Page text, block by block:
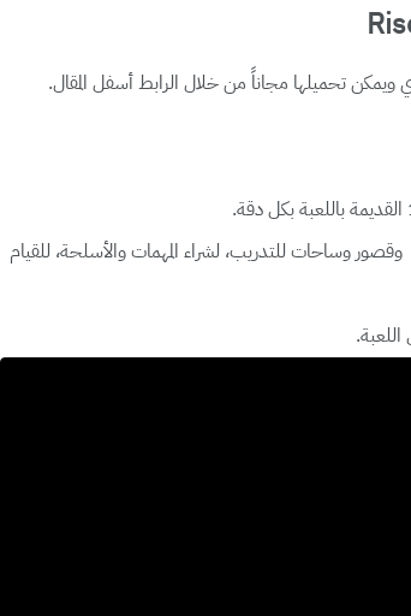
ويمكن تحميلها مجاناً من خلال الرابط أسفل المقال.
وساحات للتدريب، لشراء المهمات والأسلحة، للقيام